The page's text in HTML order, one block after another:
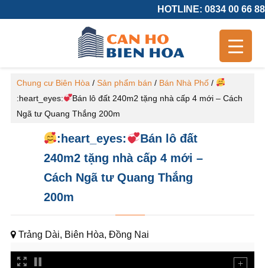
HOTLINE: 0834 00 66 88
Chung cư Biên Hòa / Sản phẩm bán / Bán Nhà Phố/
:heart_eyes:
Bán lô đất 240m2 tặng nhà cấp 4 mới – Cách
Ngã tư Quang Thắng 200m
:heart_eyes:
Bán lô đất
240m2 tặng nhà cấp 4 mới –
Cách Ngã tư Quang Thắng
200m
Trảng Dài, Biên Hòa, Đồng Nai